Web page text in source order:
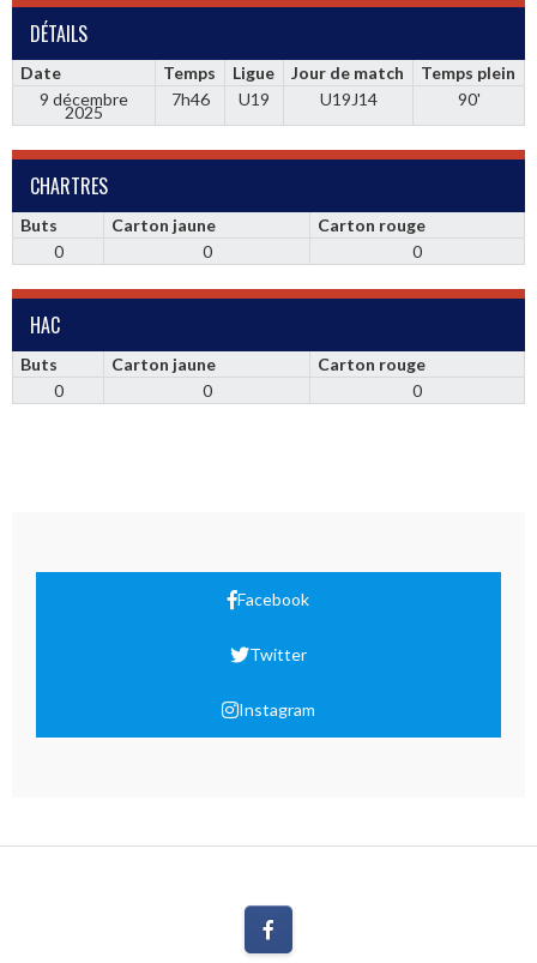
DÉTAILS
Date Temps Ligue Jour de match
Temps plein
9 décembre
2025
7h46 U19 U19J14 90'
CHARTRES
Buts Carton jaune
Carton rouge
0
0 0
HAC
Buts Carton jaune
Carton rouge
0
0 0
Facebook
Twitter
Instagram